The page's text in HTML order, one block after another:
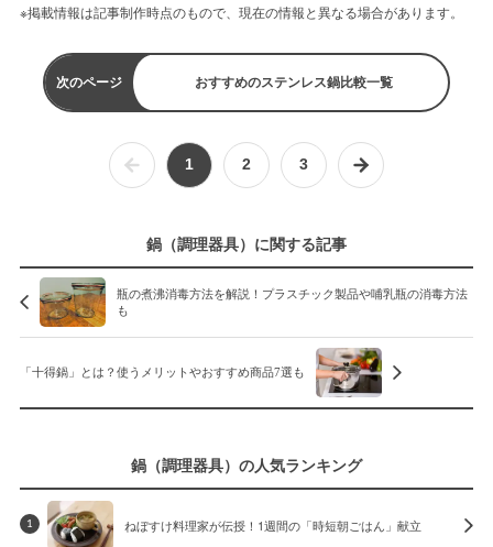
※掲載情報は記事制作時点のもので、現在の情報と異なる場合があります。
次のページ おすすめのステンレス鍋比較一覧
1 2 3
鍋（調理器具）に関する記事
瓶の煮沸消毒方法を解説！プラスチック製品や哺乳瓶の消毒方法
も
「十得鍋」とは？使うメリットやおすすめ商品7選も
鍋（調理器具）の人気ランキング
1 ねぼすけ料理家が伝授！1週間の「時短朝ごはん」献立